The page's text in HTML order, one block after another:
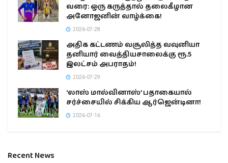
வரை: ஒரு கருத்தால் தலைகீழான
அனோஜனின் வாழ்க்கை!
2026-07-28
அதிக கட்டணம் வசூலித்த வவுனியா
தனியார் வைத்தியசாலைக்கு ரூ.5
இலட்சம் அபராதம்!
2026-07-29
‘லாஸ் மால்வினாஸ்’ பதாகையால்
சர்ச்சையில் சிக்கிய ஆர்ஜென்டினா!
2026-07-16
Recent News